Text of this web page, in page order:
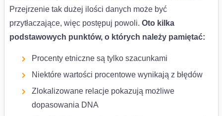
Przejrzenie tak dużej ilości danych może być
przytłaczające, więc postępuj powoli. Oto kilka
podstawowych punktów, o których należy pamiętać:
Procenty etniczne są tylko szacunkami
Niektóre wartości procentowe wynikają z błędów
Zlokalizowane relacje pokazują możliwe
dopasowania DNA